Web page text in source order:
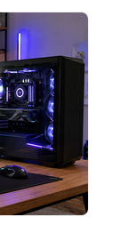
візуальну
освітлення,
Гра